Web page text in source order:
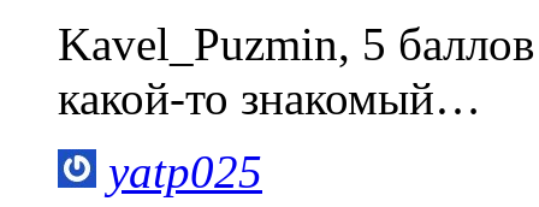
Kavel_Puzmin, 5
какой-то знакомый…
yatp025